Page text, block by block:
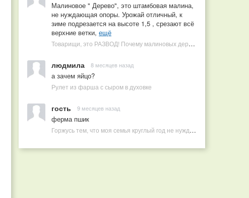
Малиновое " Дерево", это штамбовая малина,
не нуждающая опоры. Урожай отличный, к
зиме подрезается на высоте 1,5 , срезают всё
верхние ветки, ещё
Товарищи, это РАЗВОД! Почему малиновых деревьев не бывает, или Как ушлые продавцы наживаются на мечтах садоводов
людмила 8 месяцев назад
а зачем яйцо?
Рулет из фарша с сыром в духовке
гость 9 месяцев назад
ферма пшик
Горжусь тем, что моя семья круглый год не нуждается в покупных витаминах